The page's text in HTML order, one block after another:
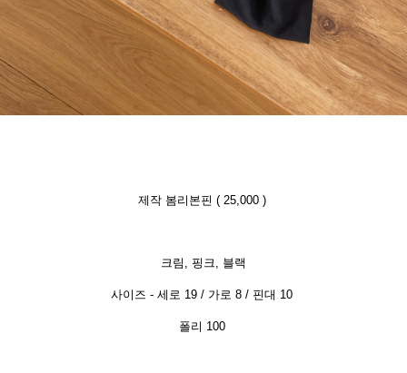
제작 봄리본핀 ( 25,000 )
크림, 핑크, 블랙
사이즈 - 세로 19 / 가로 8 / 핀대 10
폴리 100